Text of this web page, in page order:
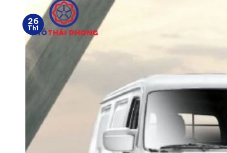
26
Th1